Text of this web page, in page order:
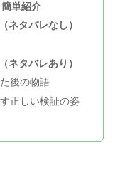
簡単紹介
ネタバレなし）
ネタバレあり）
後の物語
正しい検証の姿